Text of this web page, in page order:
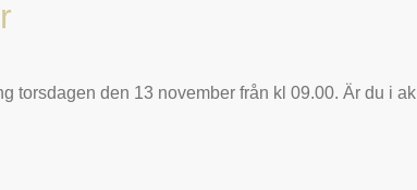
torsdagen den 13 november från kl 09.00. Är du i